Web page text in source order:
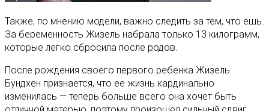
Также, по мнению модели, важно следить за тем, что ешь.
За беременность Жизель набрала только 13 килограмм,
которые легко сбросила после родов.
После рождения своего первого ребенка Жизель
Бундхен признается, что ее жизнь кардинально
изменилась — теперь больше всего она хочет быть